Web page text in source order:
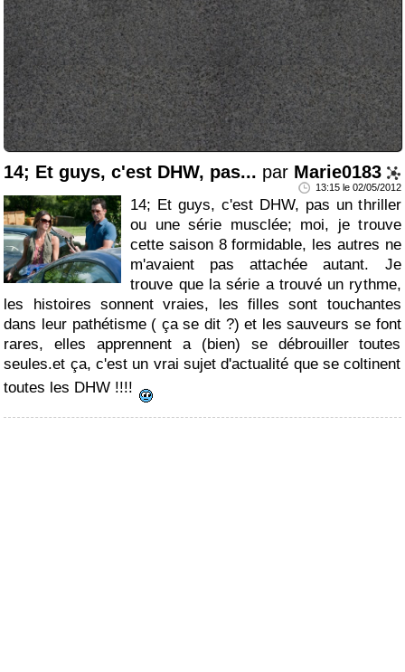
14; Et guys, c'est DHW, pas... par Marie0183
13:15 le 02/05/2012
14; Et guys, c'est DHW, pas un thriller
ou une série musclée; moi, je trouve
cette saison 8 formidable, les autres ne
m'avaient pas attachée autant. Je
trouve que la série a trouvé un rythme,
les histoires sonnent vraies, les filles sont touchantes
dans leur pathétisme ( ça se dit ?) et les sauveurs se font
rares, elles apprennent a (bien) se débrouiller toutes
seules.et ça, c'est un vrai sujet d'actualité que se coltinent
toutes les DHW !!!!